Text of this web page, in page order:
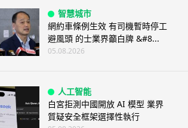
智慧城市
網約車條例生效 有司機暫時停工
避風頭 的士業界籲白牌 &#8...
05.08.2026
人工智能
白宮拒測中國開放 AI 模型 業界
質疑安全框架選擇性執行